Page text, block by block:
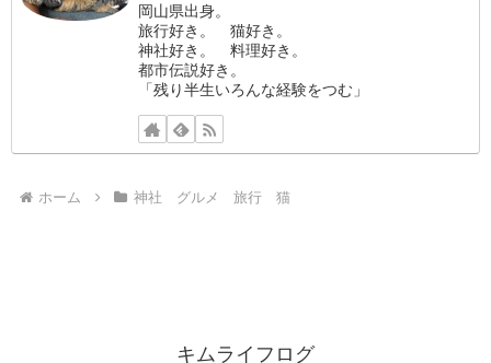
岡山県出身。
旅行好き。 猫好き。
神社好き。 料理好き。
都市伝説好き。
「残り半生いろんな経験をつむ」
ホーム 神社 グルメ 旅行 猫
キムライフログ